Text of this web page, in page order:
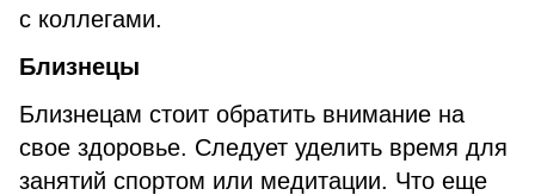
с коллегами.
Близнецы
Близнецам стоит обратить внимание на
свое здоровье. Следует уделить время для
занятий спортом или медитации. Что еще